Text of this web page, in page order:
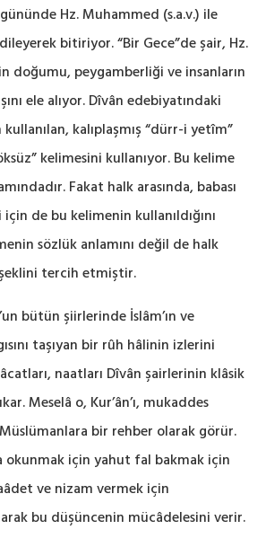
Hz. Muhammed (s.a.v.) ile
bitiriyor. “Bir Gece”de şair, Hz.
doğumu, peygamberliği ve insanların
ele alıyor. Dîvân edebiyatındaki
kalıplaşmış “dürr-i yetîm”
kelimesini kullanıyor. Bu kelime
Fakat halk arasında, babası
de bu kelimenin kullanıldığını
sözlük anlamını değil de halk
şeklini tercih etmiştir.
bütün şiirlerinde İslâm’ın ve
taşıyan bir rûh hâlinin izlerini
naatları Dîvân şairlerinin klâsik
Meselâ o, Kur’ân’ı, mukaddes
Müslümanlara bir rehber olarak görür.
okunmak için yahut fal bakmak için
ve nizam vermek için
bu düşüncenin mücâdelesini verir.